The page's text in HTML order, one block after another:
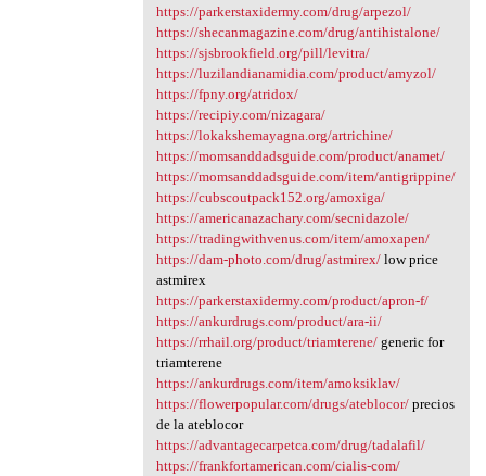
https://parkerstaxidermy.com/drug/arpezol/
https://shecanmagazine.com/drug/antihistalone/
https://sjsbrookfield.org/pill/levitra/
https://luzilandianamidia.com/product/amyzol/
https://fpny.org/atridox/
https://recipiy.com/nizagara/
https://lokakshemayagna.org/artrichine/
https://momsanddadsguide.com/product/anamet/
https://momsanddadsguide.com/item/antigrippine/
https://cubscoutpack152.org/amoxiga/
https://americanazachary.com/secnidazole/
https://tradingwithvenus.com/item/amoxapen/
https://dam-photo.com/drug/astmirex/low price
astmirex
https://parkerstaxidermy.com/product/apron-f/
https://ankurdrugs.com/product/ara-ii/
https://rrhail.org/product/triamterene/generic for
triamterene
https://ankurdrugs.com/item/amoksiklav/
https://flowerpopular.com/drugs/ateblocor/precios
de la ateblocor
https://advantagecarpetca.com/drug/tadalafil/
https://frankfortamerican.com/cialis-com/